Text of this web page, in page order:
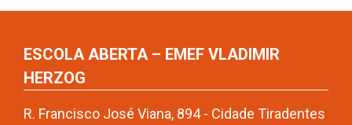
ESCOLA ABERTA – EMEF VLADIMIR
HERZOG
R. Francisco José Viana, 894 - Cidade Tiradentes